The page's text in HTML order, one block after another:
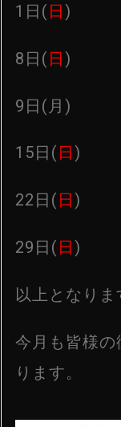
1日( 日)
8日( 日)
9日(月)
15日( 日)
22日( 日)
29日( 日)
以上となりま
今月も皆様
ります。